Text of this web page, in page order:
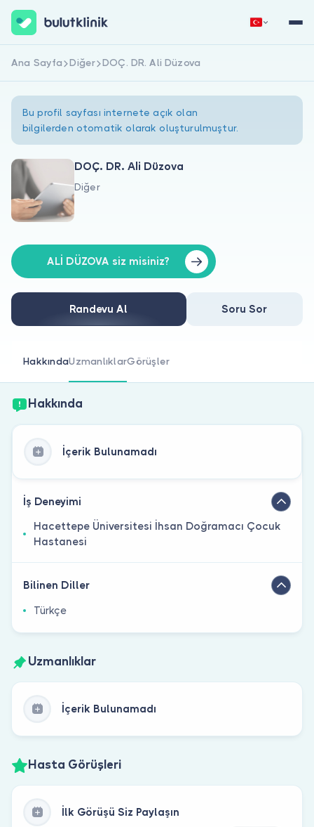
Hakkımızda
Doktorlar için
Doktor musunuz?
Hemen Kaydol
Ana Sayfa Diğer DOÇ. DR. Ali Düzova
Bu profil sayfası internete açık olan
bilgilerden otomatik olarak oluşturulmuştur.
DOÇ. DR. Ali Düzova
Diğer
ALİ DÜZOVA siz misiniz?
Randevu Al Soru Sor
HakkındaUzmanlıklarGörüşler
Hakkında
İçerik Bulunamadı
İş Deneyimi
Hacettepe Üniversitesi İhsan Doğramacı Çocuk
Hastanesi
Bilinen Diller
Türkçe
Uzmanlıklar
İçerik Bulunamadı
Hasta Görüşleri
İlk Görüşü Siz Paylaşın